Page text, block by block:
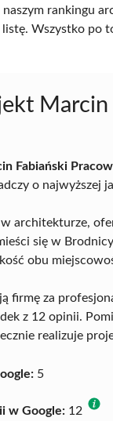
rankingu
listę. Wszystko po
Fabiański
o najwyższej
architekturze,
się w
obu
firmę za
z 12 opinii.
realizuje
5
w Google: 12